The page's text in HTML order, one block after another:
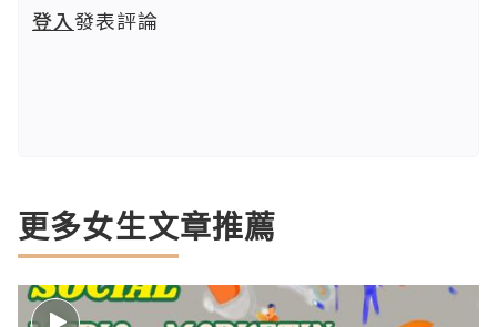
登入發表評論
更多女生文章推薦